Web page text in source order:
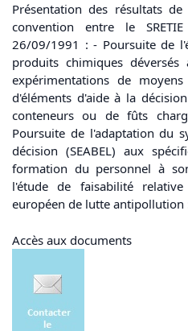
Présentation des résultats
convention entre le
26/09/1991 : - Poursuite de
produits chimiques déversés
expérimentations de
d'éléments d'aide à la
conteneurs ou de fûts
Poursuite de l'adaptation du
décision (SEABEL) aux
formation du personnel à
l'étude de faisabilité
européen de lutte antipollution
Accès aux documents